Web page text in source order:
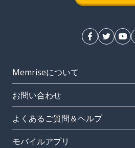
Memriseについて
お問い合わせ
よくあるご質問＆ヘルプ
モバイルアプリ